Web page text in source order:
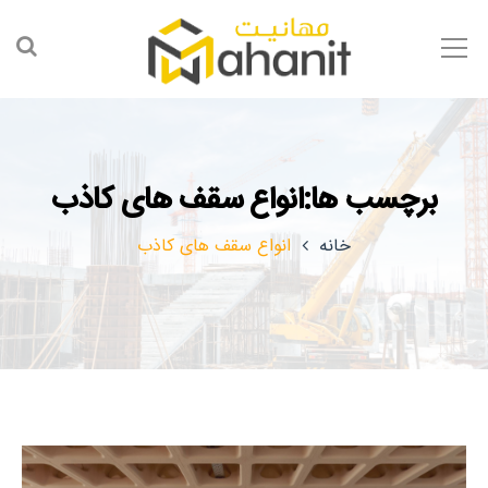
برچسب ها:انواع سقف های کاذب
خانه انواع سقف های کاذب